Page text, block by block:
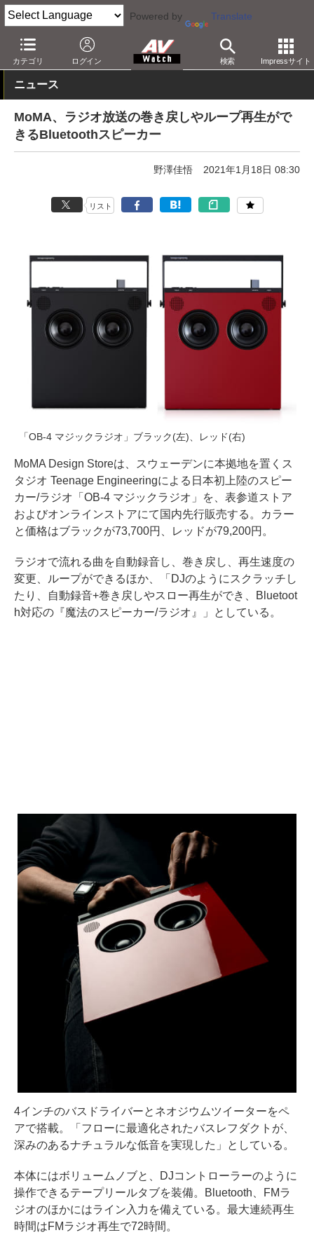
Powered by Translate
カテゴリ ログイン 検索 Impressサイト
AV Watch 製品 Bluetoothスピーカー
ニュース
MoMA、ラジオ放送の巻き戻しやループ再生がで
きるBluetoothスピーカー
野澤佳悟 2021年1月18日 08:30
リスト
「OB-4 マジックラジオ」ブラック(左)、レッド(右)
MoMA Design Storeは、スウェーデンに本拠地を置くス
タジオ Teenage Engineeringによる日本初上陸のスピー
カー/ラジオ「OB-4 マジックラジオ」を、表参道ストア
およびオンラインストアにて国内先行販売する。カラー
と価格はブラックが73,700円、レッドが79,200円。
ラジオで流れる曲を自動録音し、巻き戻し、再生速度の
変更、ループができるほか、「DJのようにスクラッチし
たり、自動録音+巻き戻しやスロー再生ができ、Bluetoot
h対応の『魔法のスピーカー/ラジオ』」としている。
4インチのバスドライバーとネオジウムツイーターをペ
アで搭載。「フローに最適化されたバスレフダクトが、
深みのあるナチュラルな低音を実現した」としている。
本体にはボリュームノブと、DJコントローラーのように
操作できるテープリールタブを装備。Bluetooth、FMラ
ジオのほかにはライン入力を備えている。最大連続再生
時間はFMラジオ再生で72時間。